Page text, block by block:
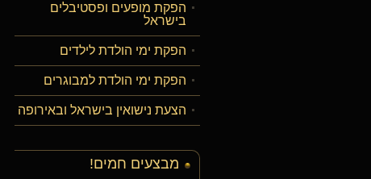
הפקת מופעים ופסטיבלים
בישראל
הפקת ימי הולדת לילדים
הפקת ימי הולדת למבוגרים
הצעת נישואין בישראל ובאירופה
מבצעים חמים!